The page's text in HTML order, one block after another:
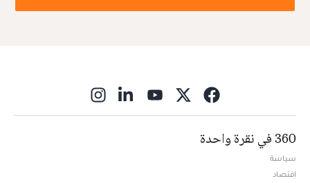
360 في نقرة واحدة
سياسة
اقتصاد